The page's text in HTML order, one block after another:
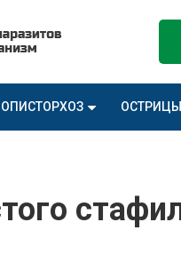
ОПИСТОРХОЗ ОСТРИЦЫ